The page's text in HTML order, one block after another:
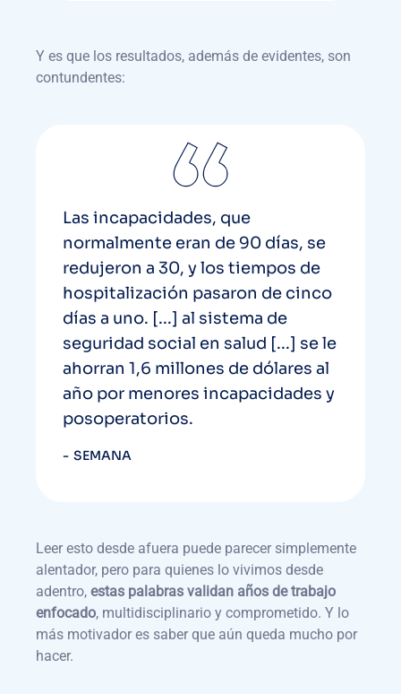
Y es que los resultados, además de evidentes, son
contundentes:
Las incapacidades, que
normalmente eran de 90 días, se
redujeron a 30, y los tiempos de
hospitalización pasaron de cinco
días a uno. [...] al sistema de
seguridad social en salud [...] se le
ahorran 1,6 millones de dólares al
año por menores incapacidades y
posoperatorios.
SEMANA
Leer esto desde afuera puede parecer simplemente
alentador, pero para quienes lo vivimos desde
adentro, estas palabras validan años de trabajo
enfocado, multidisciplinario y comprometido. Y lo
más motivador es saber que aún queda mucho por
hacer.